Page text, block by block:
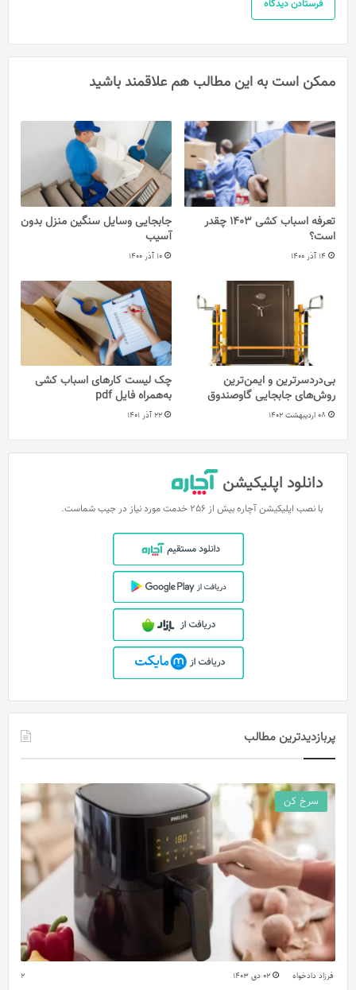
ممکن است به این مطالب هم علاقمند باشید
تعرفه اسباب کشی ۱۴۰۳ چقدر
است؟
14 آذر 1400
جابجایی وسایل سنگین منزل بدون
آسیب
10 آذر 1400
بی‌دردسرترین و ایمن‌ترین
روش‌های جابجایی گاوصندوق
08 اردیبهشت 1402
چک لیست کارهای اسباب کشی
به‌همراه فایل pdf
22 آذر 1401
دانلود اپلیکیشن
با نصب اپلیکیشن آچاره بیش از 256 خدمت مورد نیاز در جیب شماست.
پربازدیدترین مطالب
سرخ کن
فرزاد دادخواه 02 دی 1403 2